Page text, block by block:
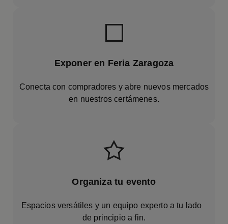
Exponer en Feria Zaragoza
Conecta con compradores y abre nuevos mercados
en nuestros certámenes.
Organiza tu evento
Espacios versátiles y un equipo experto a tu lado
de principio a fin.